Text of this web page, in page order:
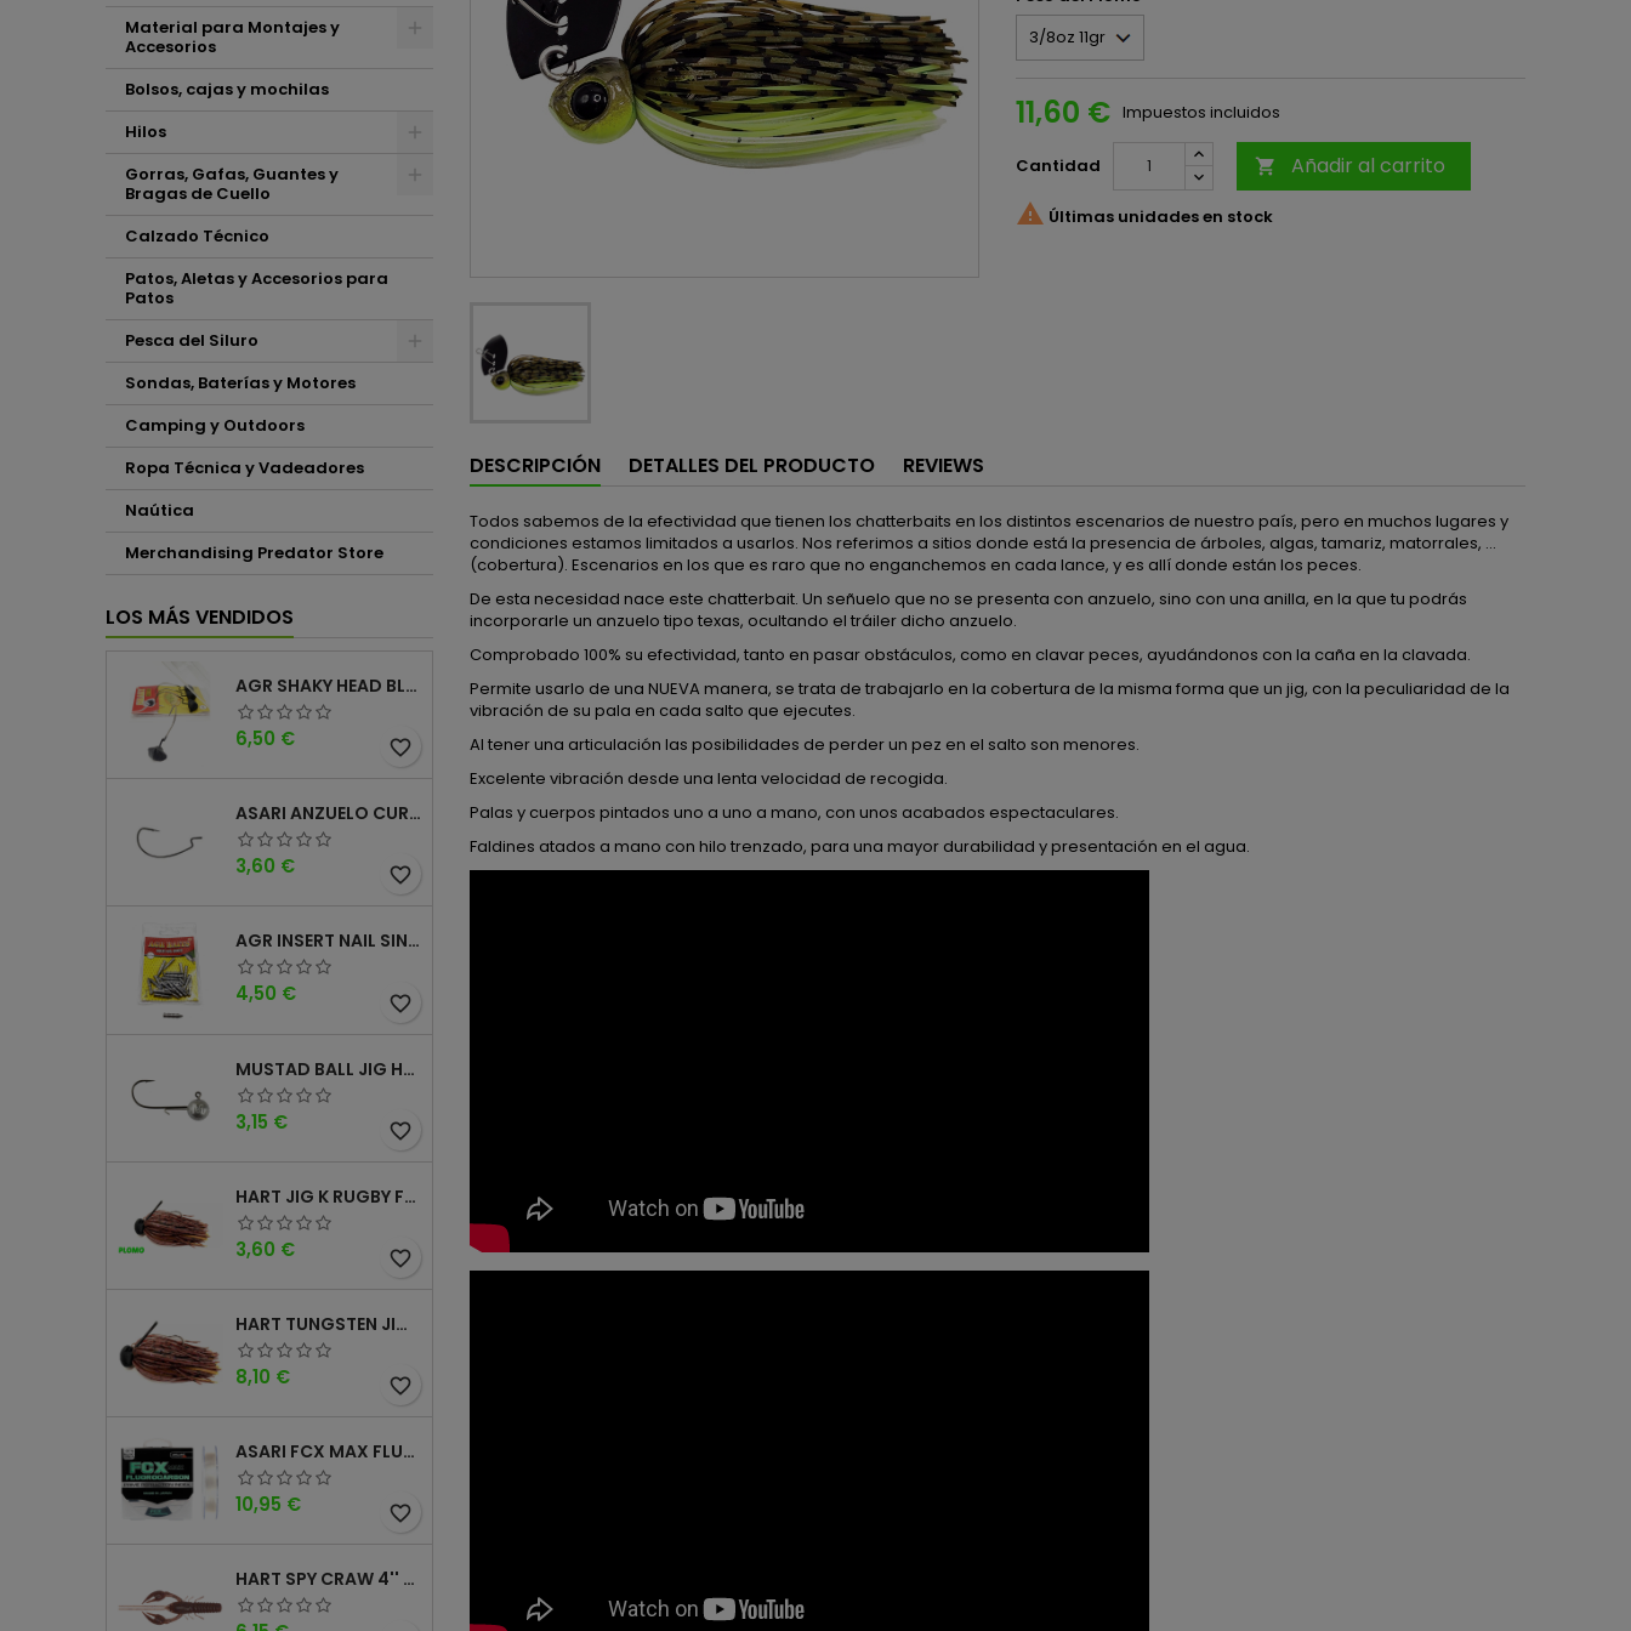
Material para Montajes y
Accesorios
Bolsos, cajas y mochilas
Hilos
Gorras, Gafas, Guantes y
Bragas de Cuello
Calzado Técnico
Patos, Aletas y Accesorios para
Patos
Pesca del Siluro
Sondas, Baterías y Motores
Camping y Outdoors
Ropa Técnica y Vadeadores
Naútica
Merchandising Predator Store
LOS MÁS VENDIDOS
AGR SHAKY HEAD BLACK 4PK
Precio
6,50 € favorite_border
ASARI ANZUELO CURVO CAROLINA WORM
Precio
3,60 € favorite_border
AGR INSERT NAIL SINKER
Precio
4,50 € favorite_border
MUSTAD BALL JIG HEAD KEEPER
Precio
3,15 € favorite_border
HART JIG K RUGBY FOOTBALL DM
Precio
3,60 € favorite_border
HART TUNGSTEN JIG T FOOTBALL DM
Precio
8,10 € favorite_border
ASARI FCX MAX FLUOROCARBONO 100% 100MTS
Precio
10,95 € favorite_border
HART SPY CRAW 4'' CINNAMON PURPLE
11,60 € Impuestos incluidos
Cantidad  Añadir al carrito
 Últimas unidades en stock
DESCRIPCIÓN DETALLES DEL PRODUCTO REVIEWS
Todos sabemos de la efectividad que tienen los chatterbaits en los distintos escenarios de nuestro país, pero en muchos lugares y
condiciones estamos limitados a usarlos. Nos referimos a sitios donde está la presencia de árboles, algas, tamariz, matorrales, ...
(cobertura). Escenarios en los que es raro que no enganchemos en cada lance, y es allí donde están los peces.
De esta necesidad nace este chatterbait. Un señuelo que no se presenta con anzuelo, sino con una anilla, en la que tu podrás
incorporarle un anzuelo tipo texas, ocultando el tráiler dicho anzuelo.
Comprobado 100% su efectividad, tanto en pasar obstáculos, como en clavar peces, ayudándonos con la caña en la clavada.
Permite usarlo de una NUEVA manera, se trata de trabajarlo en la cobertura de la misma forma que un jig, con la peculiaridad de la
vibración de su pala en cada salto que ejecutes.
Al tener una articulación las posibilidades de perder un pez en el salto son menores.
Excelente vibración desde una lenta velocidad de recogida.
Palas y cuerpos pintados uno a uno a mano, con unos acabados espectaculares.
Faldines atados a mano con hilo trenzado, para una mayor durabilidad y presentación en el agua.